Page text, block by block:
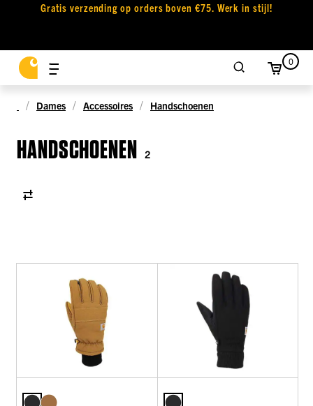
Gratis verzending op orders boven €75. Werk in stijl!
0
Dames Accessoires Handschoenen
HANDSCHOENEN 2